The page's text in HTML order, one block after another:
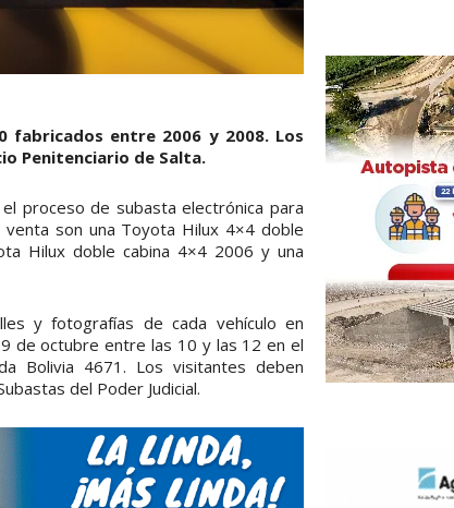
fabricados entre 2006 y 2008. Los
Penitenciario de Salta.
proceso de subasta electrónica para
son una Toyota Hilux 4×4 doble
Hilux doble cabina 4×4 2006 y una
y fotografías de cada vehículo en
de octubre entre las 10 y las 12 en el
Bolivia 4671. Los visitantes deben
del Poder Judicial.